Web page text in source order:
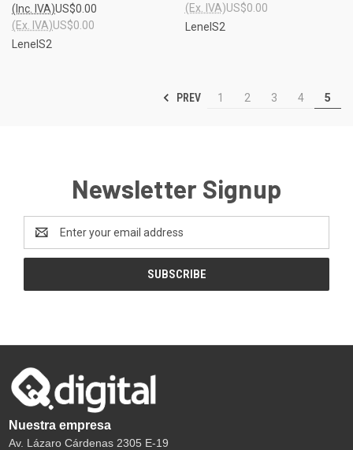
US$0.00
(Inc. IVA)
US$0.00
(Ex. IVA)
LenelS2
US$0.00
(Ex. IVA)
LenelS2
PREV 1 2 3 4 5
Newsletter Signup
Address
Nuestra empresa
Av. Lázaro Cárdenas 2305 E-19